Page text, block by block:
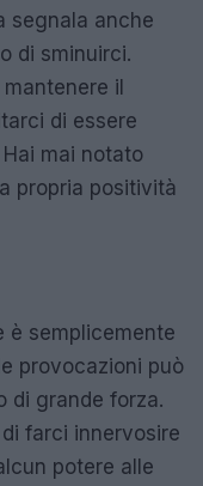
segnala anche
di sminuirci.
il
di essere
mai notato
propria positività
è semplicemente
provocazioni può
di grande forza.
farci innervosire
potere alle